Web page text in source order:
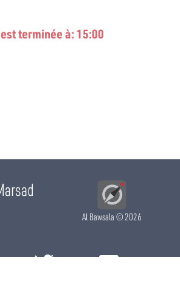
terminée à: 15:00
Al Bawsala© 2026